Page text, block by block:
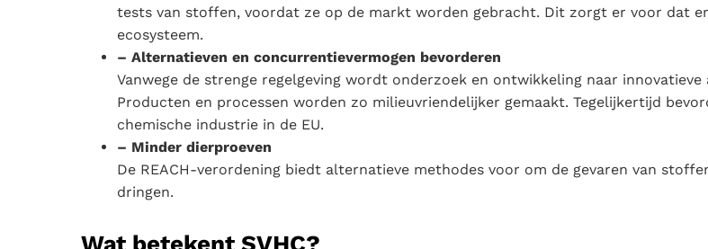
tests van stoffen, voordat ze op de markt worden gebracht. Dit zorgt er voor dat
ecosysteem.
– Alternatieven en concurrentievermogen bevorderen
Vanwege de strenge regelgeving wordt onderzoek en ontwikkeling naar
Producten en processen worden zo milieuvriendelijker gemaakt. Tegelijkertijd
chemische industrie in de EU.
– Minder dierproeven
De REACH-verordening biedt alternatieve methodes voor om de gevaren van
dringen.